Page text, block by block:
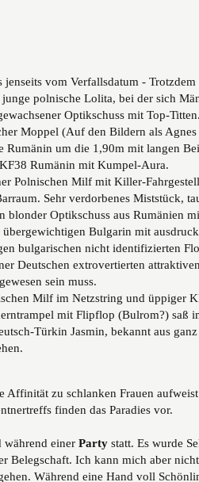
jenseits vom Verfallsdatum - Trotzdem
polnische Lolita, bei der sich
Optikschuss mit Top-
Moppel (Auf den Bildern als
Rumänin um die 1,90m mit langen
Rumänin mit Kumpel-Aura.
Polnischen Milf mit Killer-
Sehr verdorbenes Miststück,
blonder Optikschuss aus Rumänien
übergewichtigen Bulgarin mit
bulgarischen nicht identifizierten
Deutschen extrovertierten
sein muss.
Milf im Netzstring und üppiger
mit Flipflop (Bulrom?) saß
Türkin Jasmin, bekannt aus
Affinität zu schlanken Frauen
finden das Paradies vor.
während einer Party statt. Es wurde
Belegschaft. Ich kann mich aber
Während eine Hand voll